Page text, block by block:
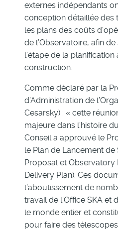
externes indépendants
conception détaillée des
les plans des coûts
de l’Observatoire, afin
l'étape de la planification
construction.
Comme déclaré par la
d’Administration de
Cesarsky) : « cette
majeure dans l’histoire
Conseil a approuvé le
le Plan de Lancement de
Proposal et Observatory
Delivery Plan). Ces
l’aboutissement de
travail de l’Office SKA et
le monde entier et
pour faire des télescopes